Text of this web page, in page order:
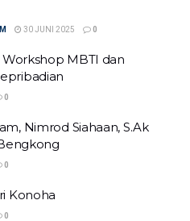
30 JUNI 2025 0
MBTI dan
0
Nimrod Siahaan, S.Ak
0
Konoha
0